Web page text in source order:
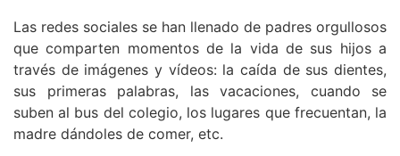
Las redes sociales se han llenado de padres orgullosos
que comparten momentos de la vida de sus hijos a
través de imágenes y vídeos: la caída de sus dientes,
sus primeras palabras, las vacaciones, cuando se
suben al bus del colegio, los lugares que frecuentan, la
madre dándoles de comer, etc.